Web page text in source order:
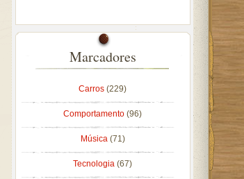
Marcadores
Carros (229)
Comportamento (96)
Música (71)
Tecnologia (67)